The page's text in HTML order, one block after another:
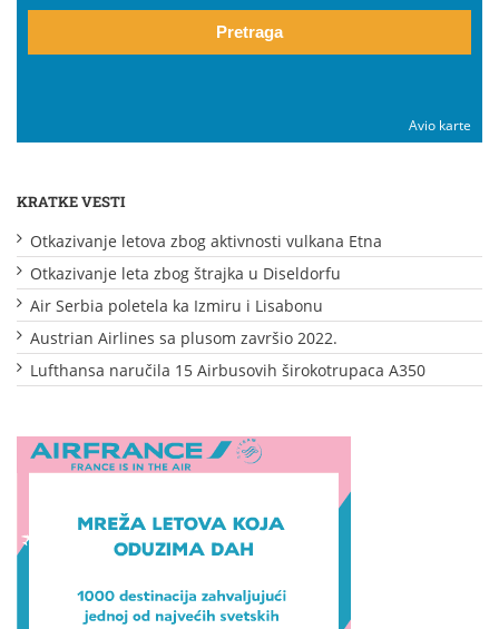
Pretraga
Avio karte
KRATKE VESTI
Otkazivanje letova zbog aktivnosti vulkana Etna
Otkazivanje leta zbog štrajka u Diseldorfu
Air Serbia poletela ka Izmiru i Lisabonu
Austrian Airlines sa plusom završio 2022.
Lufthansa naručila 15 Airbusovih širokotrupaca A350